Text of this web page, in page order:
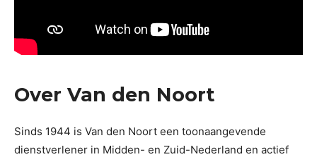
Over Van den Noort
Sinds 1944 is Van den Noort een toonaangevende
dienstverlener in Midden- en Zuid-Nederland en actief